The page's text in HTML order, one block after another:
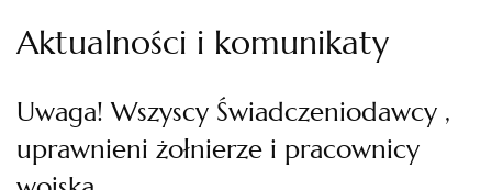
Aktualności i komunikaty
Uwaga! Wszyscy Świadczeniodawcy ,
uprawnieni żołnierze i pracownicy